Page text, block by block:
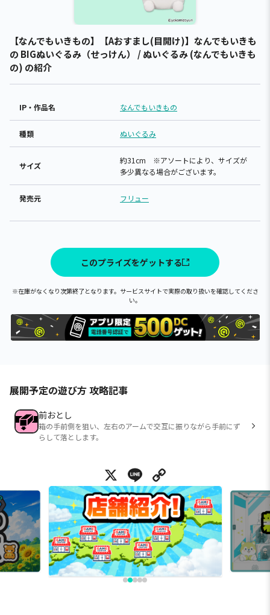
【なんでもいきもの】【Aおすまし(目開け)】なんでもいきも
の BIGぬいぐるみ（せっけん） / ぬいぐるみ (なんでもいきも
の) の紹介
IP・作品名 なんでもいきもの
種類 ぬいぐるみ
サイズ
約31cm ※アソートにより、サイズが
多少異なる場合がございます。
発売元 フリュー
このプライズをゲットする
※在庫がなくなり次第終了となります。サービスサイトで実際の取り扱いを確認してくださ
い。
展開予定の遊び方 攻略記事
前おとし
箱の手前側を狙い、左右のアームで交互に振りながら手前にず
らして落とします。
X Line